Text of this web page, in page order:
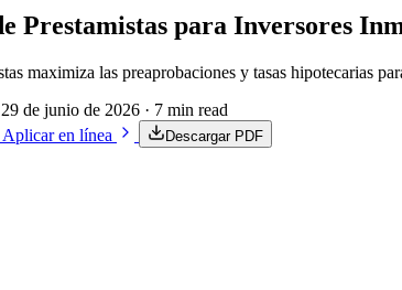
Prestamistas para Inversores
maximiza las preaprobaciones y tasas hipotecarias
29 de junio de 2026 · 7 min read
Aplicar en línea Descargar PDF